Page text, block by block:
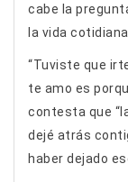
cabe la
la vida
“Tuviste que
te amo es
contesta que
dejé atrás
haber dejado